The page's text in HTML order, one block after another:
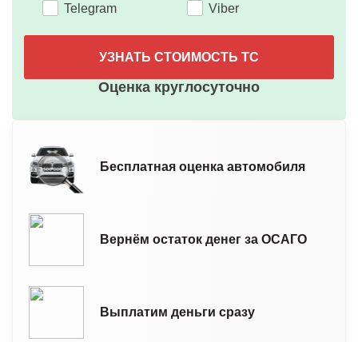
Telegram Viber
УЗНАТЬ СТОИМОСТЬ ТС
Оценка круглосуточно
Бесплатная оценка автомобиля
Вернём остаток денег за ОСАГО
Выплатим деньги сразу